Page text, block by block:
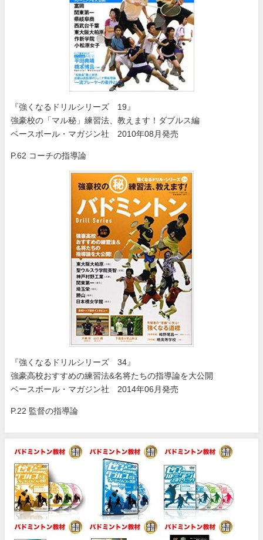
『強くなるドリルシリーズ 19』
強豪校の「マル秘」練習法、教えます！ダブルス編
ベースボール・マガジン社 2010年08月発売
P.62 コーチの指導論
『強くなるドリルシリーズ 34』
強豪高校おすすめの練習法&名将たちの指導論を大公開
ベースボール・マガジン社 2014年06月発売
P.22 監督の指導論